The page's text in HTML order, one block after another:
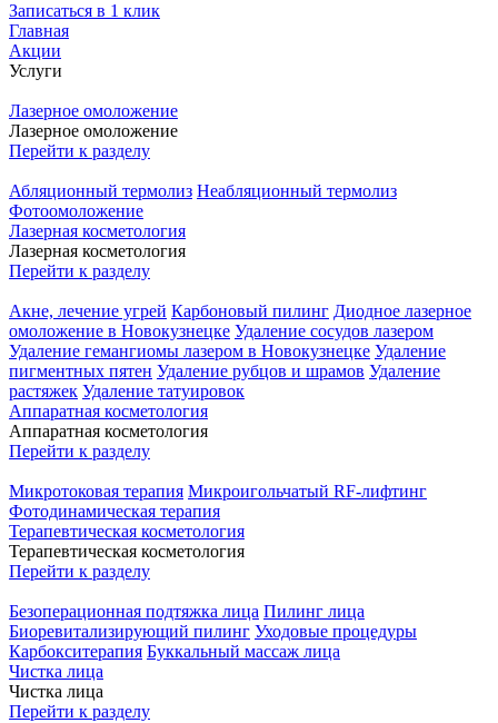
Записаться в 1 клик
Главная
Акции
Услуги
Лазерное омоложение
Лазерное омоложение
Перейти к разделу
Абляционный термолиз Неабляционный термолиз
Фотоомоложение
Лазерная косметология
Лазерная косметология
Перейти к разделу
Акне, лечение угрей Карбоновый пилинг Диодное лазерное
омоложение в Новокузнецке Удаление сосудов лазером
Удаление гемангиомы лазером в Новокузнецке Удаление
пигментных пятен Удаление рубцов и шрамов Удаление
растяжек Удаление татуировок
Аппаратная косметология
Аппаратная косметология
Перейти к разделу
Микротоковая терапия Микроигольчатый RF-лифтинг
Фотодинамическая терапия
Терапевтическая косметология
Терапевтическая косметология
Перейти к разделу
Безоперационная подтяжка лица Пилинг лица
Биоревитализирующий пилинг Уходовые процедуры
Карбокситерапия Буккальный массаж лица
Чистка лица
Чистка лица
Перейти к разделу